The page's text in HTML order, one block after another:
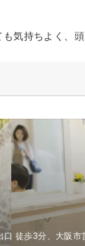
徒歩3分、大阪市